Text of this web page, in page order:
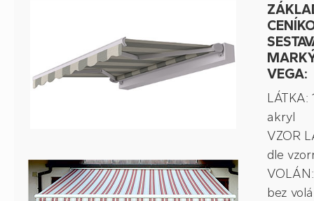
VEGA:
LÁTKA:
akryl
VZOR
dle
bez